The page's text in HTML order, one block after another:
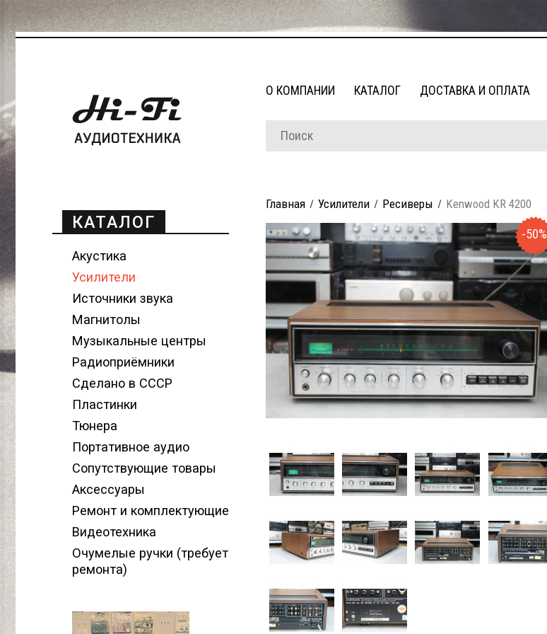
О КОМПАНИИ КАТАЛОГ ДОСТАВКА И ОПЛАТА
КАТАЛОГ
Акустика
Усилители
Источники звука
Магнитолы
Музыкальные центры
Радиоприёмники
Сделано в СССР
Пластинки
Тюнера
Портативное аудио
Сопутствующие товары
Аксессуары
Ремонт и комплектующие
Видеотехника
Очумелые ручки (требует
ремонта)
Главная Усилители Ресиверы Kenwood KR 4200
-50%